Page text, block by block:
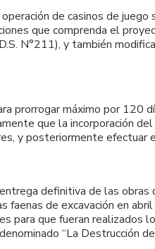
de casinos de juego
que comprenda el
N°211), y también
prorrogar máximo por 120
que la incorporación
y posteriormente
definitiva de las
de excavación en
para que fueran realizados
“La Destrucción